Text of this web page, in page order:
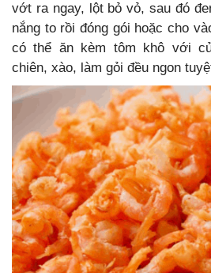
vớt ra ngay, lột bỏ vỏ, sau đó
nắng to rồi đóng gói hoặc cho
có thể ăn kèm tôm khô với
chiên, xào, làm gỏi đều ngon